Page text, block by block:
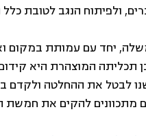
ולפיתוח הנגב לטובת כלל
יחד עם עמותת במקום
המוצהרת היא קידום
לבטל את ההחלטה ולקדם
להקים את חמשת